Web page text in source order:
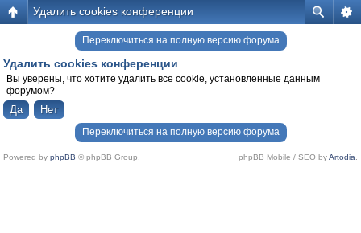
Удалить cookies конференции
Переключиться на полную версию форума
Удалить cookies конференции
Вы уверены, что хотите удалить все cookie, установленные данным
форумом?
Переключиться на полную версию форума
Powered by phpBB © phpBB Group. phpBB Mobile / SEO byArtodia